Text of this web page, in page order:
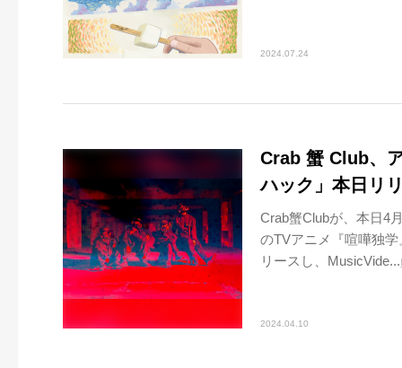
2024.07.24
Crab 蟹 Club、
ハック」本日リ
Crab蟹Clubが、本日4
のTVアニメ『喧嘩独
リースし、MusicVide...
2024.04.10